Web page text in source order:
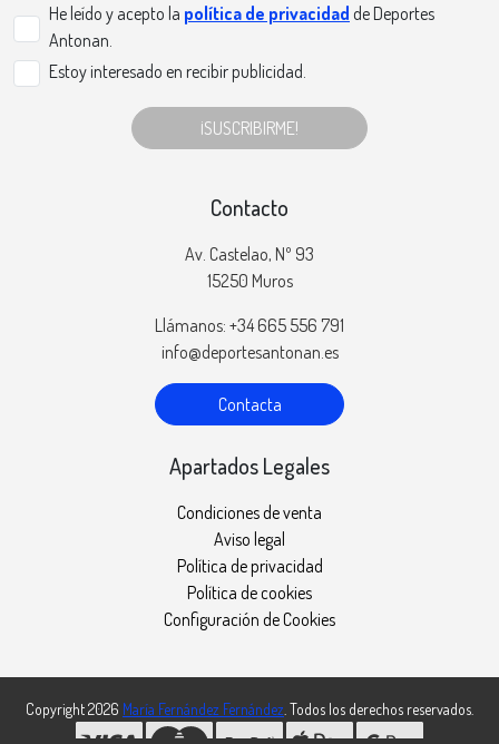
He leído y acepto la política de privacidad de Deportes
Antonan.
Estoy interesado en recibir publicidad.
¡SUSCRIBIRME!
Contacto
Av. Castelao, Nº 93
15250 Muros
Llámanos: +34 665 556 791
info@deportesantonan.es
Contacta
Apartados Legales
Condiciones de venta
Aviso legal
Política de privacidad
Política de cookies
Configuración de Cookies
Copyright 2026 María Fernández Fernández . Todos los derechos reservados.